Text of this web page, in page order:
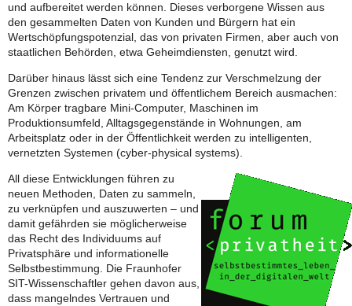
und aufbereitet werden können. Dieses verborgene Wissen aus
den gesammelten Daten von Kunden und Bürgern hat ein
Wertschöpfungspotenzial, das von privaten Firmen, aber auch von
staatlichen Behörden, etwa Geheimdiensten, genutzt wird.
Darüber hinaus lässt sich eine Tendenz zur Verschmelzung der
Grenzen zwischen privatem und öffentlichem Bereich ausmachen:
Am Körper tragbare Mini-Computer, Maschinen im
Produktionsumfeld, Alltagsgegenstände in Wohnungen, am
Arbeitsplatz oder in der Öffentlichkeit werden zu intelligenten,
vernetzten Systemen (cyber-physical systems).
All diese Entwicklungen führen zu
neuen Methoden, Daten zu sammeln,
zu verknüpfen und auszuwerten – und
damit gefährden sie möglicherweise
das Recht des Individuums auf
Privatsphäre und informationelle
Selbstbestimmung. Die Fraunhofer
SIT-Wissenschaftler gehen davon aus,
dass mangelndes Vertrauen und